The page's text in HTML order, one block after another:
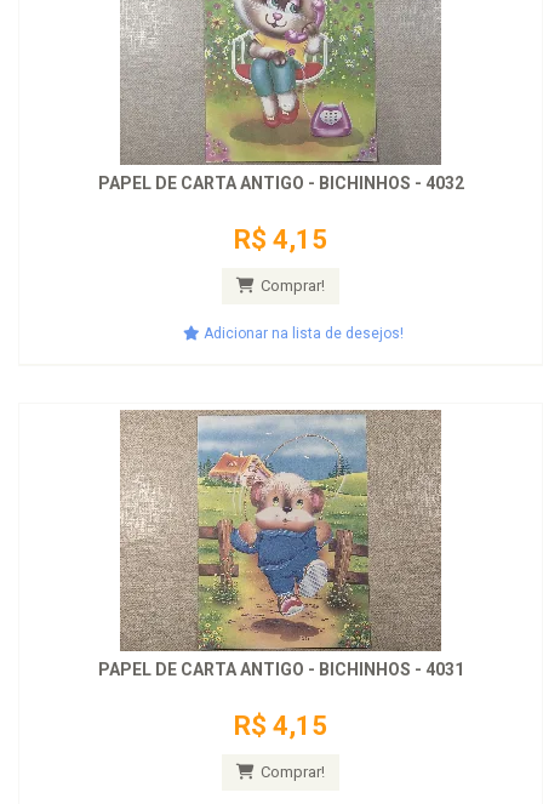
PAPEL DE CARTA ANTIGO - BICHINHOS - 4032
R$ 4,15
Comprar!
Adicionar na lista de desejos!
PAPEL DE CARTA ANTIGO - BICHINHOS - 4031
R$ 4,15
Comprar!